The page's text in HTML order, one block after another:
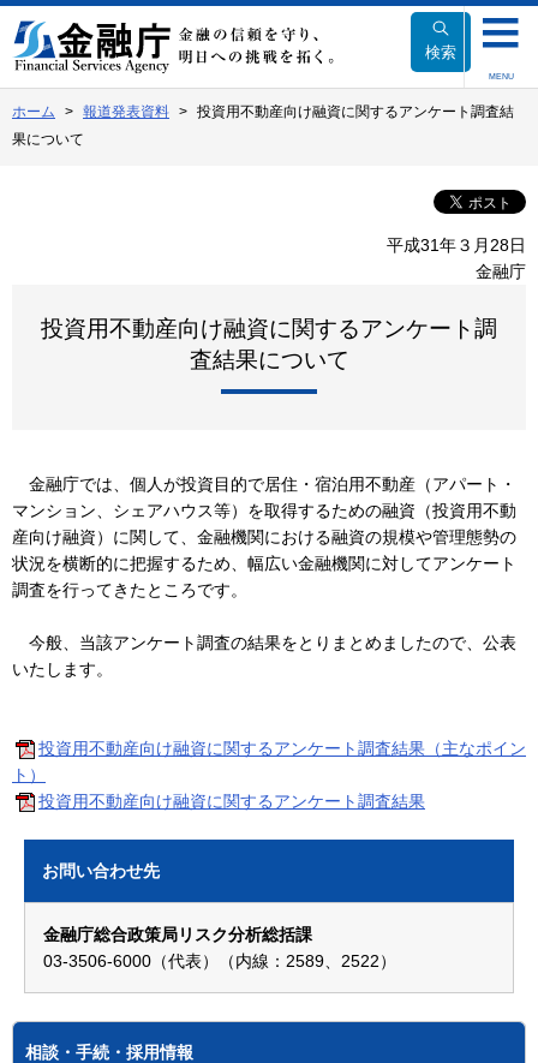
文
へ
動
検索
MENU
ホーム 報道発表資料
投資用不動産向け融資に関するアンケート調査結
果について
平成31年３月28日
金融庁
投資用不動産向け融資に関するアンケート調
査結果について
金融庁では、個人が投資目的で居住・宿泊用不動産（アパート・
マンション、シェアハウス等）を取得するための融資（投資用不動
産向け融資）に関して、金融機関における融資の規模や管理態勢の
状況を横断的に把握するため、幅広い金融機関に対してアンケート
調査を行ってきたところです。
今般、当該アンケート調査の結果をとりまとめましたので、公表
いたします。
投資用不動産向け融資に関するアンケート調査結果（主なポイン
ト）
投資用不動産向け融資に関するアンケート調査結果
お問い合わせ先
金融庁総合政策局リスク分析総括課
03-3506-6000（代表）（内線：2589、2522）
相談・手続・採用情報